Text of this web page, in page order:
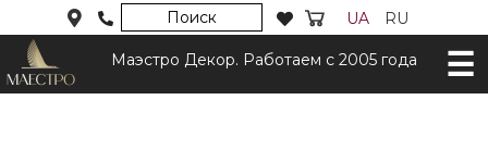
Поиск UA RU
Маэстро Декор. Работаем с 2005 года